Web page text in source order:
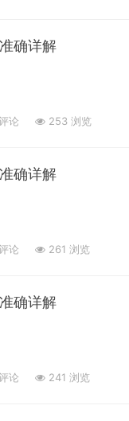
确详解
论 253 浏览
确详解
论 261 浏览
确详解
论 241 浏览